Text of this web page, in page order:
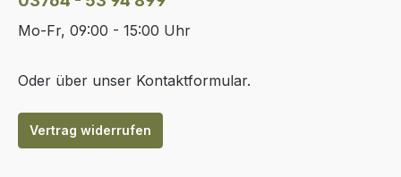
Mo-Fr, 09:00 - 15:00 Uhr
Oder über unser Kontaktformular.
Vertrag widerrufen